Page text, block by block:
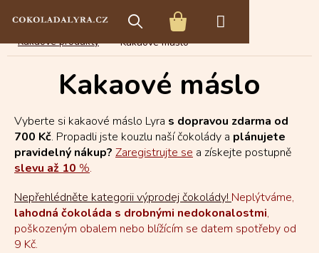
NÁKUPNÍ
KOŠÍK
E-shop s čokoládou Čokoládové speciality
Kakaové produkty Kakaové máslo
Kakaové máslo
Vyberte si kakaové máslo Lyra s dopravou zdarma od
700 Kč. Propadli jste kouzlu naší čokolády a plánujete
pravidelný nákup? Zaregistrujte se a získejte postupně
slevu až 10 %.
Nepřehlédněte kategorii výprodej čokolády! Neplýtváme,
lahodná čokoláda s drobnými nedokonalostmi,
poškozeným obalem nebo blížícím se datem spotřeby od
9 Kč.